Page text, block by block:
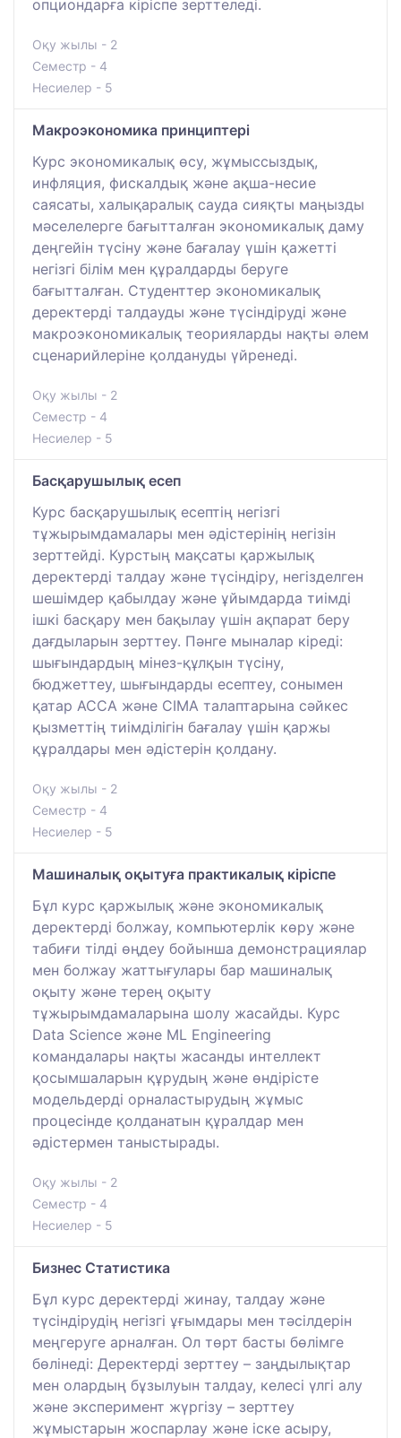
опциондарға кіріспе зерттеледі.
Оқу жылы - 2
Семестр - 4
Несиелер - 5
Макроэкономика принциптері
Курс экономикалық өсу, жұмыссыздық,
инфляция, фискалдық және ақша-несие
саясаты, халықаралық сауда сияқты маңызды
мәселелерге бағытталған экономикалық даму
деңгейін түсіну және бағалау үшін қажетті
негізгі білім мен құралдарды беруге
бағытталған. Студенттер экономикалық
деректерді талдауды және түсіндіруді және
макроэкономикалық теорияларды нақты әлем
сценарийлеріне қолдануды үйренеді.
Оқу жылы - 2
Семестр - 4
Несиелер - 5
Басқарушылық есеп
Курс басқарушылық есептің негізгі
тұжырымдамалары мен әдістерінің негізін
зерттейді. Курстың мақсаты қаржылық
деректерді талдау және түсіндіру, негізделген
шешімдер қабылдау және ұйымдарда тиімді
ішкі басқару мен бақылау үшін ақпарат беру
дағдыларын зерттеу. Пәнге мыналар кіреді:
шығындардың мінез-құлқын түсіну,
бюджеттеу, шығындарды есептеу, сонымен
қатар ACCA және CIMA талаптарына сәйкес
қызметтің тиімділігін бағалау үшін қаржы
құралдары мен әдістерін қолдану.
Оқу жылы - 2
Семестр - 4
Несиелер - 5
Машиналық оқытуға практикалық кіріспе
Бұл курс қаржылық және экономикалық
деректерді болжау, компьютерлік көру және
табиғи тілді өңдеу бойынша демонстрациялар
мен болжау жаттығулары бар машиналық
оқыту және терең оқыту
тұжырымдамаларына шолу жасайды. Курс
Data Science және ML Engineering
командалары нақты жасанды интеллект
қосымшаларын құрудың және өндірісте
модельдерді орналастырудың жұмыс
процесінде қолданатын құралдар мен
әдістермен таныстырады.
Оқу жылы - 2
Семестр - 4
Несиелер - 5
Бизнес Статистика
Бұл курс деректерді жинау, талдау және
түсіндірудің негізгі ұғымдары мен тәсілдерін
меңгеруге арналған. Ол төрт басты бөлімге
бөлінеді: Деректерді зерттеу – заңдылықтар
мен олардың бұзылуын талдау, келесі үлгі алу
және эксперимент жүргізу – зерттеу
жұмыстарын жоспарлау және іске асыру,